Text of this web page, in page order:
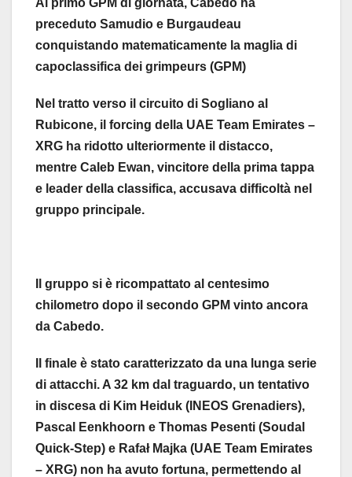
preceduto Samudio e Burgaudeau
conquistando matematicamente la maglia di
capoclassifica dei grimpeurs (GPM)
Nel tratto verso il circuito di Sogliano al
Rubicone, il forcing della UAE Team Emirates –
XRG ha ridotto ulteriormente il distacco,
mentre Caleb Ewan, vincitore della prima tappa
e leader della classifica, accusava difficoltà nel
gruppo principale.
Il gruppo si è ricompattato al centesimo
chilometro dopo il secondo GPM vinto ancora
da Cabedo.
Il finale è stato caratterizzato da una lunga serie
di attacchi. A 32 km dal traguardo, un tentativo
in discesa di Kim Heiduk (INEOS Grenadiers),
Pascal Eenkhoorn e Thomas Pesenti (Soudal
Quick-Step) e Rafał Majka (UAE Team Emirates
– XRG) non ha avuto fortuna, permettendo al